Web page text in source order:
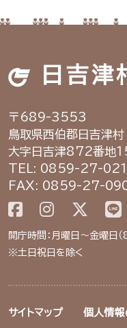
日吉津
〒689-3553
鳥取県西伯郡日吉津村
大字日吉津872番地
TEL: 0859-27-0211
FAX: 0859-27-
開庁時間：月曜日～金曜日
※土日祝日を除く
サイトマップ 個人情報